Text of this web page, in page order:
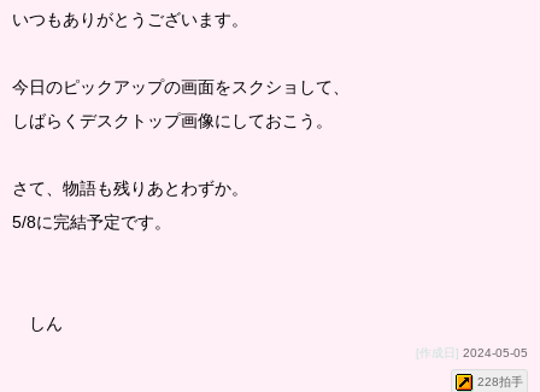
いつもありがとうございます。
今日のピックアップの画面をスクショして、
しばらくデスクトップ画像にしておこう。
さて、物語も残りあとわずか。
5/8に完結予定です。
しん
[作成日] 2024-05-05
228拍手